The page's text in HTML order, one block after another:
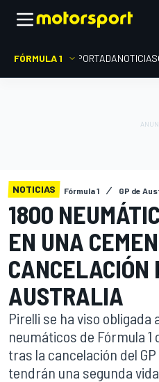
FÓRMULA 1 PORTADANOTICIAS
NOTICIAS Fórmula 1 GP de
1800
EN UNA
CANCELACIÓN
AUSTRALIA
Pirelli se ha viso obligada
neumáticos de Fórmula
tras la cancelación del
tendrán una segunda vida.